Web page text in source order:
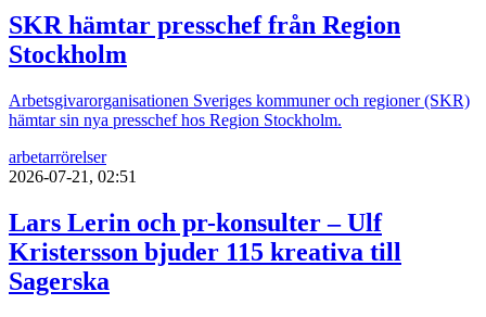
SKR hämtar presschef från Region
Stockholm
Arbetsgivarorganisationen Sveriges kommuner och regioner (SKR)
hämtar sin nya presschef hos Region Stockholm.
arbetarrörelser
2026-07-21, 02:51
Lars Lerin och pr-konsulter – Ulf
Kristersson bjuder 115 kreativa till
Sagerska